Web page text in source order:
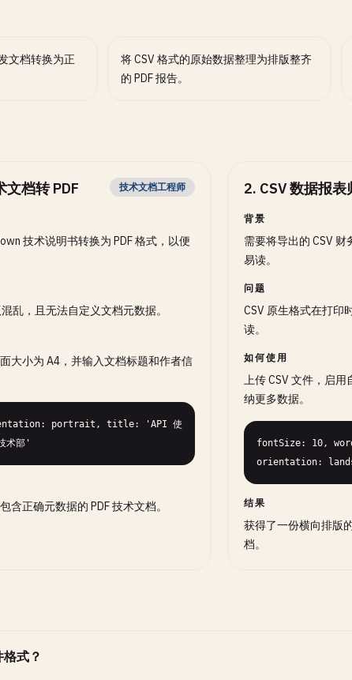
文档转换为正
将 CSV 格式的原始数据整理为排版整齐
的 PDF 报告。
档转 PDF 技术文档工程师
技术说明书转换为 PDF 格式，以便
乱，且无法自定义文档元数据。
大小为 A4，并输入文档标题和作者信
portrait, title: 'API 使
术部'
含正确元数据的 PDF 技术文档。
2. CSV 数据报表
背景
需要将导出的 CSV
易读。
问题
CSV 原生格式在打印
读。
如何使用
上传 CSV 文件，启
纳更多数据。
fontSize: 10,
orientation:
结果
获得了一份横向排版
档。
式？